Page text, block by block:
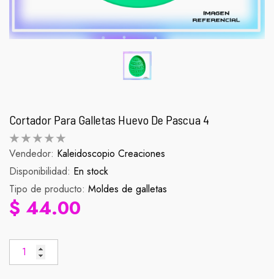
Cortador Para Galletas Huevo De Pascua 4
Vendedor: Kaleidoscopio Creaciones
Disponibilidad: En stock
Tipo de producto: Moldes de galletas
$ 44.00
Palomera Scorpion
Precio habitual
$ 990.00